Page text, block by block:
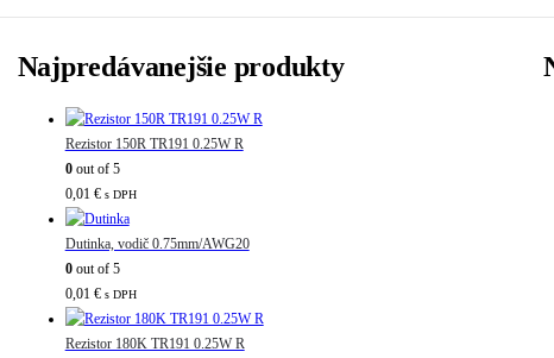
Najpredávanejšie produkty
Rezistor 150R TR191 0.25W R
0out of 5
0,01 € s DPH
Dutinka, vodič 0.75mm/AWG20
0out of 5
0,01 € s DPH
Rezistor 180K TR191 0.25W R